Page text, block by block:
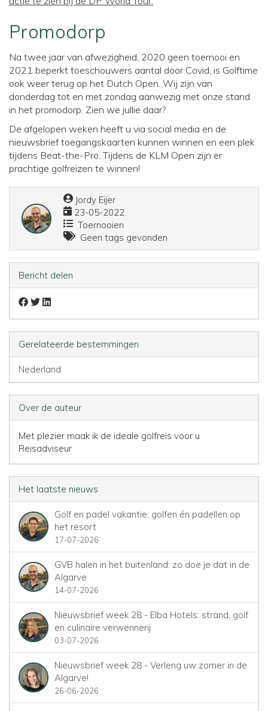
Promodorp
Na twee jaar van afwezigheid, 2020 geen toernooi en
2021 beperkt toeschouwers aantal door Covid, is Golftime
ook weer terug op het Dutch Open. Wij zijn van
donderdag tot en met zondag aanwezig met onze stand
in het promodorp. Zien we jullie daar?
De afgelopen weken heeft u via social media en de
nieuwsbrief toegangskaarten kunnen winnen en een plek
tijdens Beat-the-Pro. Tijdens de KLM Open zijn er
prachtige golfreizen te winnen!
Jordy Eijer
23-05-2022
Toernooien
Geen tags gevonden
Bericht delen
Gerelateerde bestemmingen
Nederland
Over de auteur
Met plezier maak ik de ideale golfreis voor u
Reisadviseur
Het laatste nieuws
Golf en padel vakantie: golfen én padellen op
het resort
17-07-2026
GVB halen in het buitenland: zo doe je dat in de
Algarve
14-07-2026
Nieuwsbrief week 28 - Elba Hotels: strand, golf
en culinaire verwennerij
03-07-2026
Nieuwsbrief week 28 - Verleng uw zomer in de
Algarve!
26-06-2026